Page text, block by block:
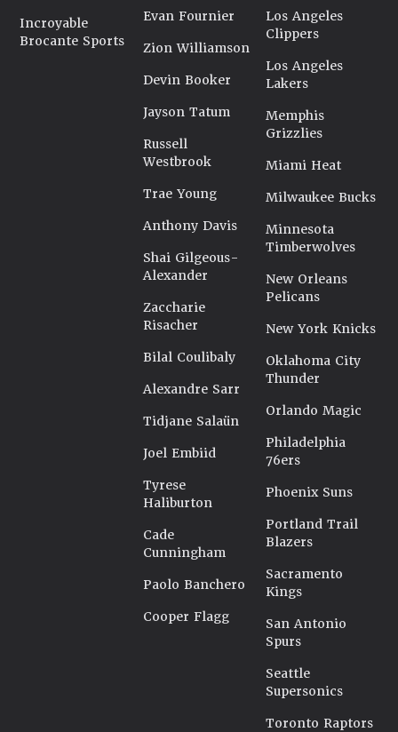
Incroyable
Brocante Sports
Evan Fournier
Zion Williamson
Devin Booker
Jayson Tatum
Russell
Westbrook
Trae Young
Anthony Davis
Shai Gilgeous-
Alexander
Zaccharie
Risacher
Bilal Coulibaly
Alexandre Sarr
Tidjane Salaün
Joel Embiid
Tyrese
Haliburton
Cade
Cunningham
Paolo Banchero
Cooper Flagg
Los Angeles
Clippers
Los Angeles
Lakers
Memphis
Grizzlies
Miami Heat
Milwaukee Bucks
Minnesota
Timberwolves
New Orleans
Pelicans
New York Knicks
Oklahoma City
Thunder
Orlando Magic
Philadelphia
76ers
Phoenix Suns
Portland Trail
Blazers
Sacramento
Kings
San Antonio
Spurs
Seattle
Supersonics
Toronto Raptors